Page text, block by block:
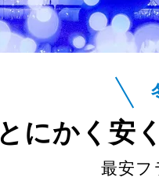
とにかく安
最安フ